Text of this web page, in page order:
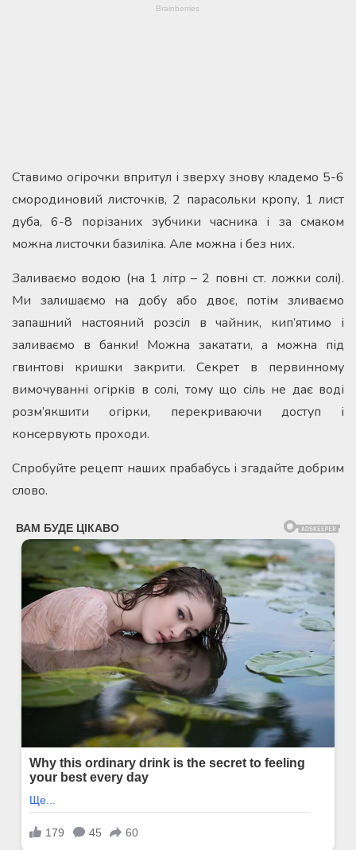
Cтавимо огірочки впритул і зверху знову кладемо 5-6
смородиновий листочків, 2 парасольки кропу, 1 лист
дуба, 6-8 порізаних зубчики часника і за смаком
можна листочки базиліка. Але можна і без них.
Заливаємо водою (на 1 літр – 2 повні ст. ложки солі).
Ми залишаємо на добу або двоє, потім зливаємо
запашний настояний розсіл в чайник, кип’ятимо і
заливаємо в банки! Можна закатати, а можна під
гвинтові кришки закрити. Секрет в первинному
вимочуванні огірків в солі, тому що сіль не дає воді
розм’якшити огірки, перекриваючи доступ і
консервують проходи.
Спробуйте рецепт наших прабабусь і згадайте добрим
слово.